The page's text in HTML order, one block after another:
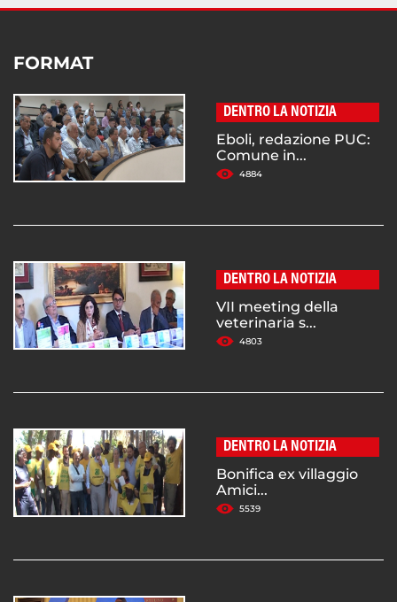
FORMAT
DENTRO LA NOTIZIA
Eboli, redazione PUC:
Comune in...
4884
DENTRO LA NOTIZIA
VII meeting della
veterinaria s...
4803
DENTRO LA NOTIZIA
Bonifica ex villaggio
Amici...
5539